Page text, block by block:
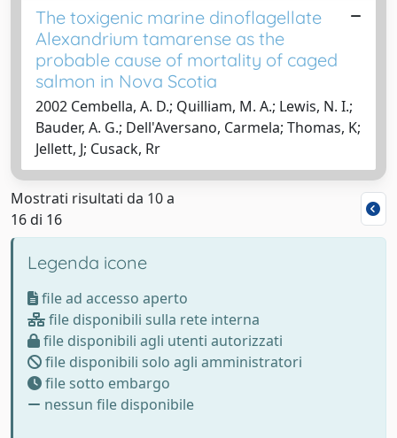
The toxigenic marine dinoflagellate
Alexandrium tamarense as the
probable cause of mortality of caged
salmon in Nova Scotia
2002 Cembella, A. D.; Quilliam, M. A.; Lewis, N. I.;
Bauder, A. G.; Dell'Aversano, Carmela; Thomas, K;
Jellett, J; Cusack, Rr
Mostrati risultati da 10 a
16 di 16
Legenda icone
file ad accesso aperto
file disponibili sulla rete interna
file disponibili agli utenti autorizzati
file disponibili solo agli amministratori
file sotto embargo
nessun file disponibile